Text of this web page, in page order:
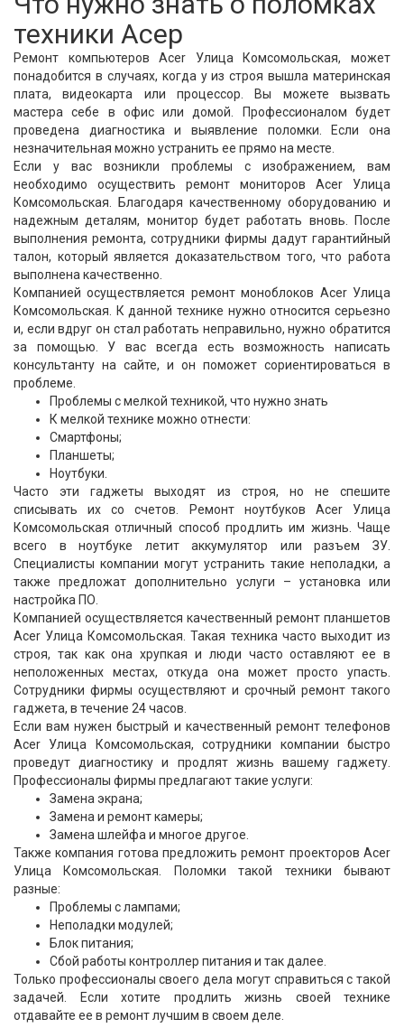
техники Асер
Ремонт компьютеров Acer Улица Комсомольская, может
понадобится в случаях, когда у из строя вышла материнская
плата, видеокарта или процессор. Вы можете вызвать
мастера себе в офис или домой. Профессионалом будет
проведена диагностика и выявление поломки. Если она
незначительная можно устранить ее прямо на месте.
Если у вас возникли проблемы с изображением, вам
необходимо осуществить ремонт мониторов Acer Улица
Комсомольская. Благодаря качественному оборудованию и
надежным деталям, монитор будет работать вновь. После
выполнения ремонта, сотрудники фирмы дадут гарантийный
талон, который является доказательством того, что работа
выполнена качественно.
Компанией осуществляется ремонт моноблоков Acer Улица
Комсомольская. К данной технике нужно относится серьезно
и, если вдруг он стал работать неправильно, нужно обратится
за помощью. У вас всегда есть возможность написать
консультанту на сайте, и он поможет сориентироваться в
проблеме.
Проблемы с мелкой техникой, что нужно знать
К мелкой технике можно отнести:
Смартфоны;
Планшеты;
Ноутбуки.
Часто эти гаджеты выходят из строя, но не спешите
списывать их со счетов. Ремонт ноутбуков Acer Улица
Комсомольская отличный способ продлить им жизнь. Чаще
всего в ноутбуке летит аккумулятор или разъем ЗУ.
Специалисты компании могут устранить такие неполадки, а
также предложат дополнительно услуги – установка или
настройка ПО.
Компанией осуществляется качественный ремонт планшетов
Acer Улица Комсомольская. Такая техника часто выходит из
строя, так как она хрупкая и люди часто оставляют ее в
неположенных местах, откуда она может просто упасть.
Сотрудники фирмы осуществляют и срочный ремонт такого
гаджета, в течение 24 часов.
Если вам нужен быстрый и качественный ремонт телефонов
Acer Улица Комсомольская, сотрудники компании быстро
проведут диагностику и продлят жизнь вашему гаджету.
Профессионалы фирмы предлагают такие услуги:
Замена экрана;
Замена и ремонт камеры;
Замена шлейфа и многое другое.
Также компания готова предложить ремонт проекторов Acer
Улица Комсомольская. Поломки такой техники бывают
разные:
Проблемы с лампами;
Неполадки модулей;
Блок питания;
Сбой работы контроллер питания и так далее.
Только профессионалы своего дела могут справиться с такой
задачей. Если хотите продлить жизнь своей технике
отдавайте ее в ремонт лучшим в своем деле.